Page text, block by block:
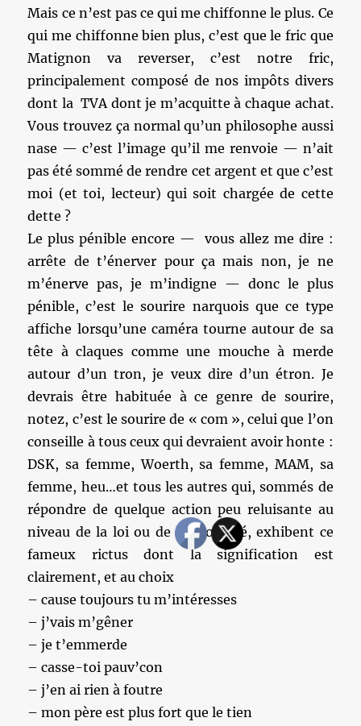
Mais ce n’est pas ce qui me chiffonne le plus. Ce
qui me chiffonne bien plus, c’est que le fric que
Matignon va reverser, c’est notre fric,
principalement composé de nos impôts divers
dont la TVA dont je m’acquitte à chaque achat.
Vous trouvez ça normal qu’un philosophe aussi
nase — c’est l’image qu’il me renvoie — n’ait
pas été sommé de rendre cet argent et que c’est
moi (et toi, lecteur) qui soit chargée de cette
dette ?
Le plus pénible encore — vous allez me dire :
arrête de t’énerver pour ça mais non, je ne
m’énerve pas, je m’indigne — donc le plus
pénible, c’est le sourire narquois que ce type
affiche lorsqu’une caméra tourne autour de sa
tête à claques comme une mouche à merde
autour d’un tron, je veux dire d’un étron. Je
devrais être habituée à ce genre de sourire,
notez, c’est le sourire de « com », celui que l’on
conseille à tous ceux qui devraient avoir honte :
DSK, sa femme, Woerth, sa femme, MAM, sa
femme, heu…et tous les autres qui, sommés de
répondre de quelque action peu reluisante au
niveau de la loi ou de la moralité, exhibent ce
fameux rictus dont la signification est
clairement, et au choix
– cause toujours tu m’intéresses
– j’vais m’gêner
– je t’emmerde
– casse-toi pauv’con
– j’en ai rien à foutre
– mon père est plus fort que le tien